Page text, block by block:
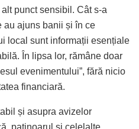
punct sensibil. Cât s-a
au ajuns banii și în ce
local sunt informații esențiale
În lipsa lor, rămâne doar
evenimentului”, fără nicio
financiară.
și asupra avizelor
patinoarul și celelalte